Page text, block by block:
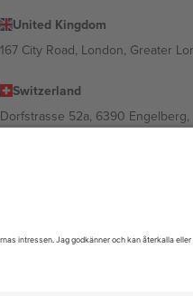
United Kingdom
167 City Road, London, Greater
Switzerland
Dorfstrasse 52a, 6390